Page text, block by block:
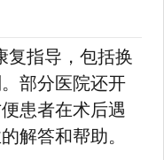
复指导，包括换
部分医院还开
患者在术后遇
解答和帮助。